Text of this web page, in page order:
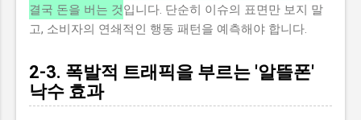
결국 돈을 버는 것입니다. 단순히 이슈의 표면만 보지 말
고, 소비자의 연쇄적인 행동 패턴을 예측해야 합니다.
2-3. 폭발적 트래픽을 부르는 '알뜰폰'
낙수 효과